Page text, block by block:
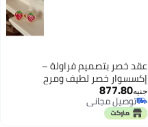
عقد خصر بتصميم فراولة –
إكسسوار خصر لطيف ومرح
للفساتين، العبايات، والإطلالات
الكاجوال – لمسة زينة مميزة
للنساء والفتيات
جنيه877.80
توصيل مجاني
توصيل مجاني